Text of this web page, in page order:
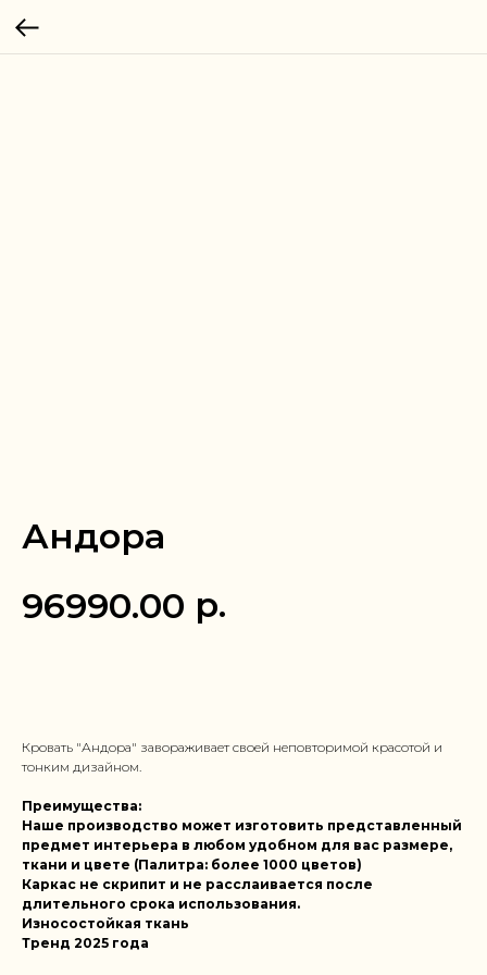
Андора
96990.00 р.
Кровать "Андора" завораживает своей неповторимой красотой и
тонким дизайном.
Преимущества:
Наше производство может изготовить представленный
предмет интерьера в любом удобном для вас размере,
ткани и цвете (Палитра: более 1000 цветов)
Каркас не скрипит и не расслаивается после
длительного срока использования.
Износостойкая ткань
Тренд 2025 года